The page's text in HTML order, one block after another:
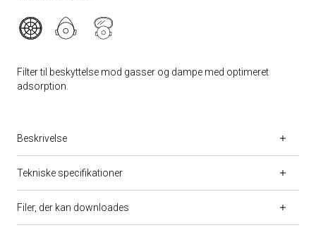
Filter til beskyttelse mod gasser og dampe med optimeret
adsorption.
Beskrivelse
Tekniske specifikationer
Filer, der kan downloades